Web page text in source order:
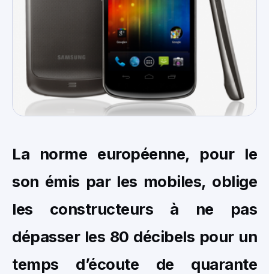
La norme européenne, pour le
son émis par les mobiles, oblige
les constructeurs à
ne pas
dépasser les 80 décibels pour un
temps d’écoute de quarante